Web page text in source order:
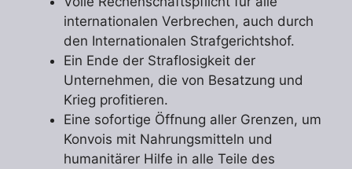
internationalen Verbrechen, auch durch
den Internationalen Strafgerichtshof.
Ein Ende der Straflosigkeit der
Unternehmen, die von Besatzung und
Krieg profitieren.
Eine sofortige Öffnung aller Grenzen, um
Konvois mit Nahrungsmitteln und
humanitärer Hilfe in alle Teile des